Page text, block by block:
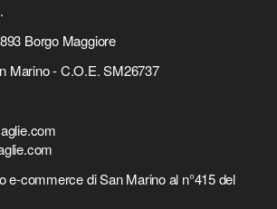
Borgo Maggiore
Marino - C.O.E. SM26737
e-commerce di San Marino al n°415 del